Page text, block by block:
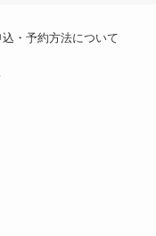
込・予約方法について